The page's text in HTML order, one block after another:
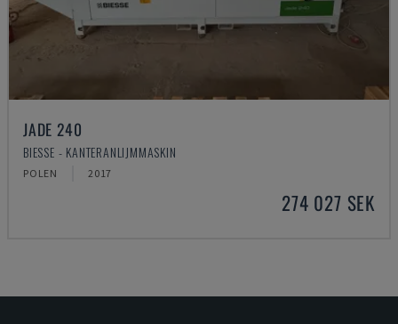
JADE 240
BIESSE - KANTERANLIJMMASKIN
POLEN 2017
274 027 SEK